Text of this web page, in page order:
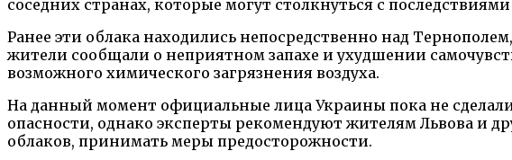
соседних странах, которые могут столкнуться с
Ранее эти облака находились непосредственно над
жители сообщали о неприятном запахе и ухудшении
возможного химического загрязнения воздуха.
На данный момент официальные лица Украины пока не
опасности, однако эксперты рекомендуют жителям Львова и
облаков, принимать меры предосторожности.